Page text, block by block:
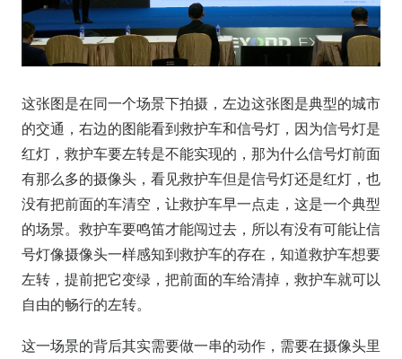
这张图是在同一个场景下拍摄，左边这张图是典型的城市
的交通，右边的图能看到救护车和信号灯，因为信号灯是
红灯，救护车要左转是不能实现的，那为什么信号灯前面
有那么多的摄像头，看见救护车但是信号灯还是红灯，也
没有把前面的车清空，让救护车早一点走，这是一个典型
的场景。救护车要鸣笛才能闯过去，所以有没有可能让信
号灯像摄像头一样感知到救护车的存在，知道救护车想要
左转，提前把它变绿，把前面的车给清掉，救护车就可以
自由的畅行的左转。
这一场景的背后其实需要做一串的动作，需要在摄像头里